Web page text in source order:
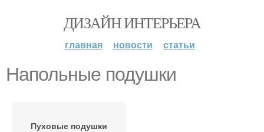
ДИЗАЙН ИНТЕРЬЕРА
главная новости статьи
Напольные подушки
Пуховые подушки